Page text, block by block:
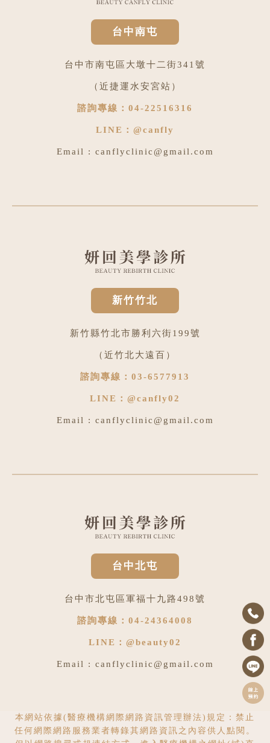
台中南屯
台中市南屯區大墩十二街341號
（近捷運水安宮站）
諮詢專線： 04-22516316
LINE： @canfly
Email : canflyclinic@gmail.com
新竹竹北
新竹縣竹北市勝利六街199號
（近竹北大遠百）
諮詢專線： 03-6577913
LINE： @canfly02
Email : canflyclinic@gmail.com
台中北屯
台中市北屯區軍福十九路498號
諮詢專線： 04-24364008
LINE： @beauty02
Email : canflyclinic@gmail.com
本網站依據(醫療機構網際網路資訊管理辦法)規定：禁止
任何網際網路服務業者轉錄其網路資訊之內容供人點閱。